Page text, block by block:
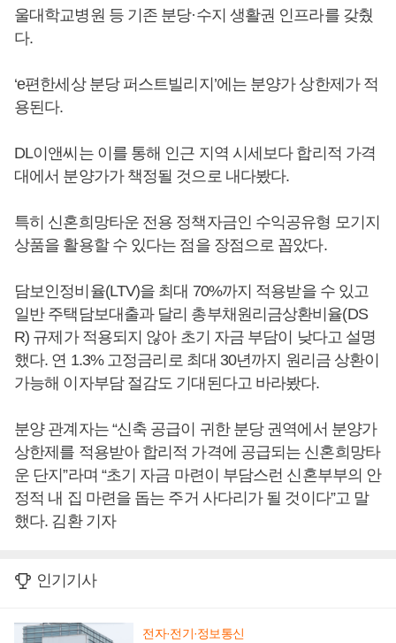
울대학교병원 등 기존 분당·수지 생활권 인프라를 갖췄
다.
‘e편한세상 분당 퍼스트빌리지’에는 분양가 상한제가 적
용된다.
DL이앤씨는 이를 통해 인근 지역 시세보다 합리적 가격
대에서 분양가가 책정될 것으로 내다봤다.
특히 신혼희망타운 전용 정책자금인 수익공유형 모기지
상품을 활용할 수 있다는 점을 장점으로 꼽았다.
담보인정비율(LTV)을 최대 70%까지 적용받을 수 있고
일반 주택담보대출과 달리 총부채원리금상환비율(DS
R) 규제가 적용되지 않아 초기 자금 부담이 낮다고 설명
했다. 연 1.3% 고정금리로 최대 30년까지 원리금 상환이
가능해 이자부담 절감도 기대된다고 바라봤다.
분양 관계자는 “신축 공급이 귀한 분당 권역에서 분양가
상한제를 적용받아 합리적 가격에 공급되는 신혼희망타
운 단지”라며 “초기 자금 마련이 부담스런 신혼부부의 안
정적 내 집 마련을 돕는 주거 사다리가 될 것이다”고 말
했다. 김환 기자
인기기사
전자·전기·정보통신